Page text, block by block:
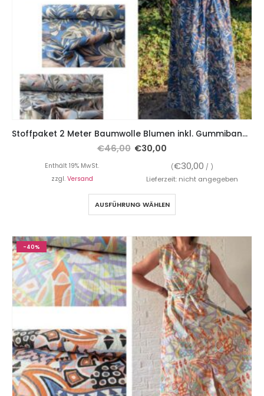
Stoffpaket 2 Meter Baumwolle Blumen inkl. Gummiband und Viskosejersey mit Struktur Beige
€46,00 €30,00
Enthält 19% MwSt. (€30,00 / )
zzgl. Versand Lieferzeit: nicht angegeben
AUSFÜHRUNG WÄHLEN
-40%